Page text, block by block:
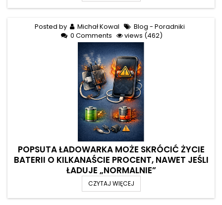
Posted by Michał Kowal
Blog - Poradniki
0 Comments
views (462)
POPSUTA ŁADOWARKA MOŻE SKRÓCIĆ ŻYCIE
BATERII O KILKANAŚCIE PROCENT, NAWET JEŚLI
ŁADUJE „NORMALNIE”
CZYTAJ WIĘCEJ